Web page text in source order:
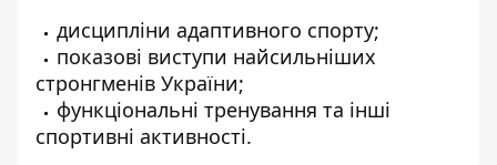
дисципліни адаптивного спорту;
показові виступи найсильніших
стронгменів України;
функціональні тренування та інші
спортивні активності.